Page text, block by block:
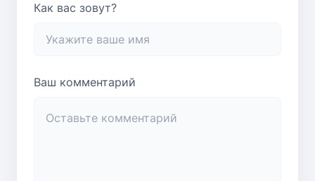
Как вас зовут?
Ваш комментарий